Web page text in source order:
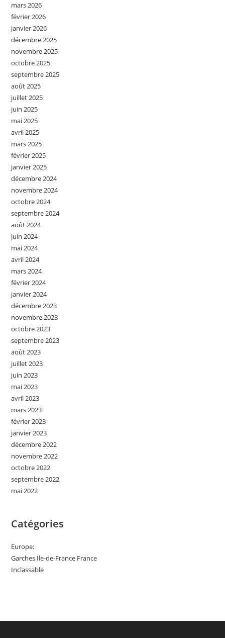
mars 2026
février 2026
janvier 2026
décembre 2025
novembre 2025
octobre 2025
septembre 2025
août 2025
juillet 2025
juin 2025
mai 2025
avril 2025
mars 2025
février 2025
janvier 2025
décembre 2024
novembre 2024
octobre 2024
septembre 2024
août 2024
juin 2024
mai 2024
avril 2024
mars 2024
février 2024
janvier 2024
décembre 2023
novembre 2023
octobre 2023
septembre 2023
août 2023
juillet 2023
juin 2023
mai 2023
avril 2023
mars 2023
février 2023
janvier 2023
décembre 2022
novembre 2022
octobre 2022
septembre 2022
mai 2022
Catégories
Europe:
Garches Ile-de-France France
Inclassable